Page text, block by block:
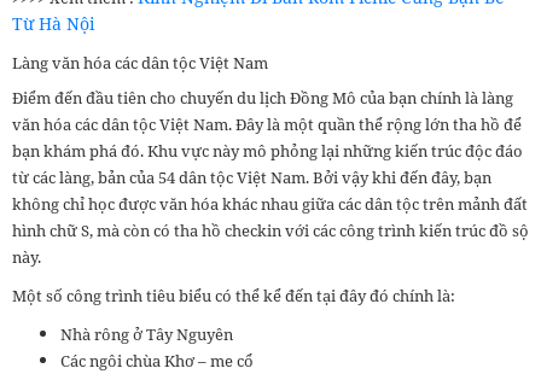
Từ Hà Nội
Làng văn hóa các dân tộc Việt Nam
Điểm đến đầu tiên cho chuyến du lịch Đồng Mô của bạn chính là làng
văn hóa các dân tộc Việt Nam. Đây là một quần thể rộng lớn tha hồ để
bạn khám phá đó. Khu vực này mô phỏng lại những kiến trúc độc đáo
từ các làng, bản của 54 dân tộc Việt Nam. Bởi vậy khi đến đây, bạn
không chỉ học được văn hóa khác nhau giữa các dân tộc trên mảnh đất
hình chữ S, mà còn có tha hồ checkin với các công trình kiến trúc đồ sộ
này.
Một số công trình tiêu biểu có thể kể đến tại đây đó chính là:
Nhà rông ở Tây Nguyên
Các ngôi chùa Khơ – me cổ